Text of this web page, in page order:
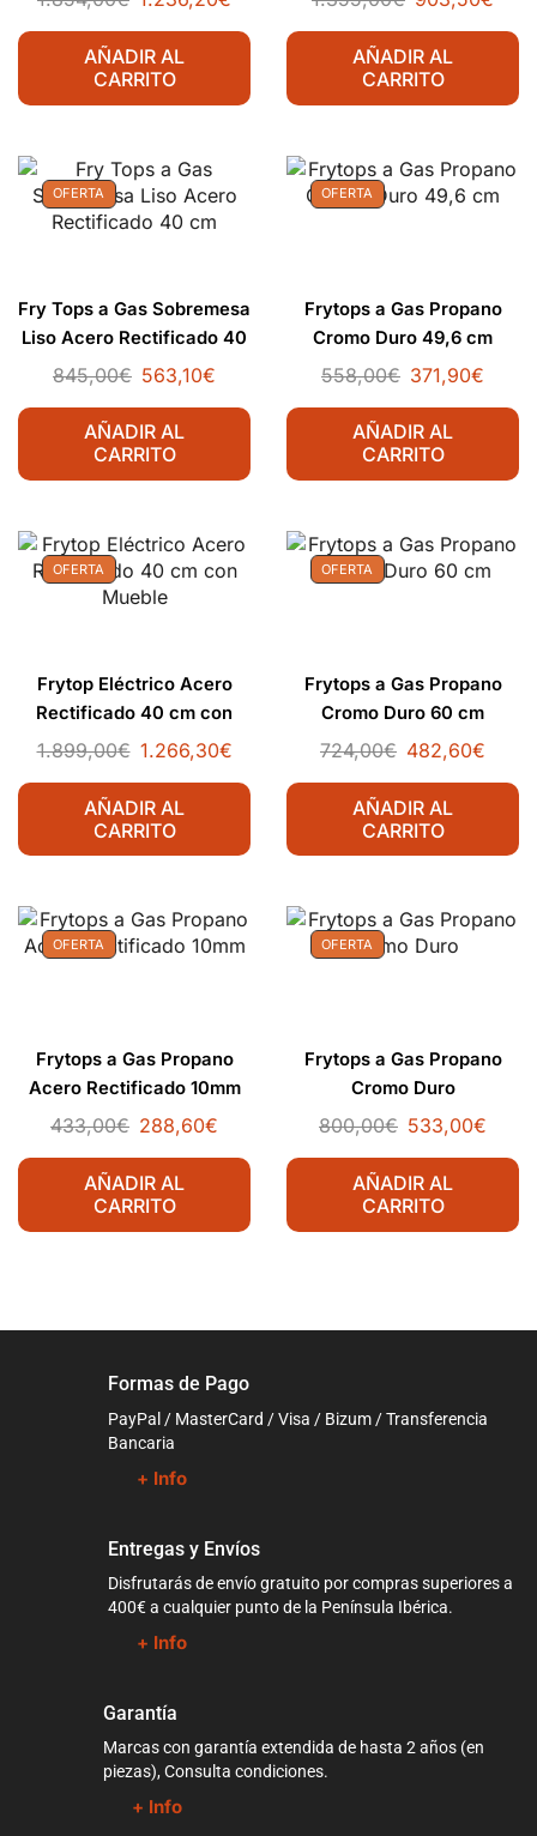
AÑADIR AL
CARRITO
AÑADIR AL
CARRITO
OFERTA
Fry Tops a Gas Sobremesa
Liso Acero Rectificado 40
cm
845,00€ 563,10€
AÑADIR AL
CARRITO
OFERTA
Frytops a Gas Propano
Cromo Duro 49,6 cm
558,00€ 371,90€
AÑADIR AL
CARRITO
OFERTA
Frytop Eléctrico Acero
Rectificado 40 cm con
Mueble
1.899,00€ 1.266,30€
AÑADIR AL
CARRITO
OFERTA
Frytops a Gas Propano
Cromo Duro 60 cm
724,00€ 482,60€
AÑADIR AL
CARRITO
OFERTA
Frytops a Gas Propano
Acero Rectificado 10mm
433,00€ 288,60€
AÑADIR AL
CARRITO
OFERTA
Frytops a Gas Propano
Cromo Duro
800,00€ 533,00€
AÑADIR AL
CARRITO
Formas de Pago
PayPal / MasterCard / Visa / Bizum / Transferencia
Bancaria
+ Info
Entregas y Envíos
Disfrutarás de envío gratuito por compras superiores a
400€ a cualquier punto de la Península Ibérica.
+ Info
Garantía
Marcas con garantía extendida de hasta 2 años (en
piezas), Consulta condiciones.
+ Info